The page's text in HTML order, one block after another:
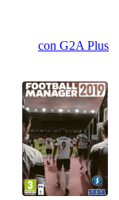
con G2A Plus